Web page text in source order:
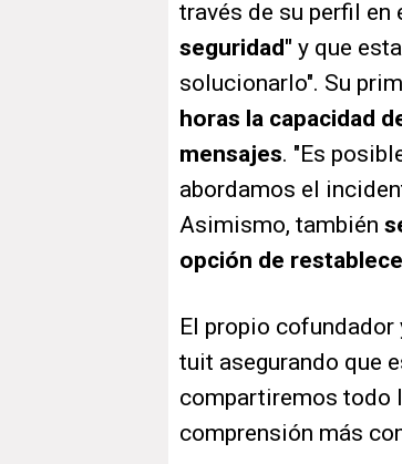
través de su perfil en
seguridad" y que
solucionarlo". Su
horas la capacidad
mensajes. "Es
abordamos el
Asimismo, también
opción de
El propio
tuit asegurando que
compartiremos todo
comprensión más